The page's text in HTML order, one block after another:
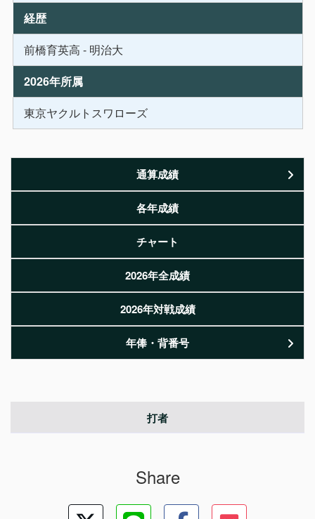
経歴
前橋育英高 - 明治大
2026年所属
東京ヤクルトスワローズ
通算成績
各年成績
チャート
2026年全成績
2026年対戦成績
年俸・背番号
打者
Share